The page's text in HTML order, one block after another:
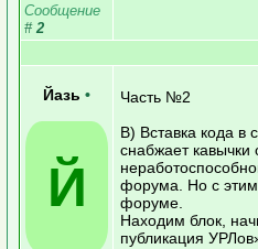
Сообщение
# 2
Йазь •
Й
Часть №2
В) Вставка кода в
снабжает
форума. Но с
форуме.
Находим блок,
публикация